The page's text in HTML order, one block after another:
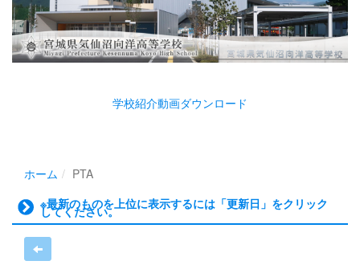
学校紹介動画ダウンロード
ホーム
PTA
※最新のものを上位に表示するには「更新日」をクリック
してください。